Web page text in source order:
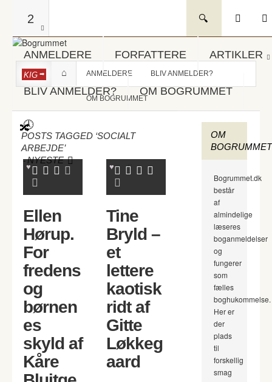
2
ANMELDERE FORFATTERE ARTIKLER
BLIV ANMELDER? OM BOGRUMMET
KIG ANMELDERE BLIV ANMELDER?
OM BOGRUMMET
POSTS TAGGED ‘SOCIALT
ARBEJDE’
-NYESTE
Ellen
Hørup.
For
fredens
og
børnen
es
skyld af
Kåre
Tine
Bryld –
et
lettere
kaotisk
ridt af
Gitte
Løkkeg
aard
OM
BOGRUMMET
Bogrummet.dk
består
af
almindelige
læseres
boganmeldelser
og
fungerer
som
fælles
boghukommelse.
Her er
der
plads
til
forskellig
smag